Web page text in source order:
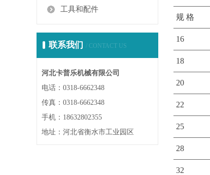
工具和配件
联系我们 / CONTACT US
河北卡普乐机械有限公司
电话：0318-6662348
传真：0318-6662348
手机：18632802355
地址：河北省衡水市工业园区
规 格
16
18
20
22
25
28
32